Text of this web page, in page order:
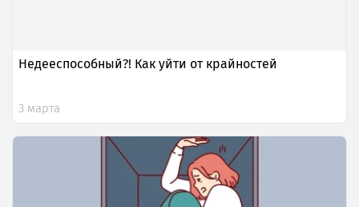
Недееспособный?! Как уйти от крайностей
3 марта